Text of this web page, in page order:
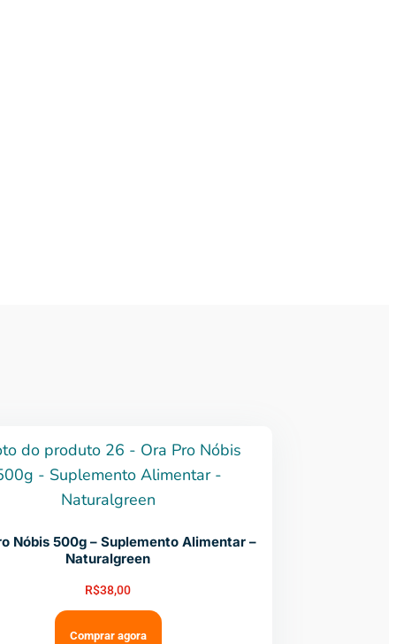
Nóbis 500g – Suplemento Alimentar –
Naturalgreen
R$38,00
Comprar agora